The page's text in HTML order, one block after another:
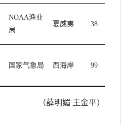
NOAA渔业
局
夏威夷 38
国家气象局 西海岸 99
（薛明媚 王金平）